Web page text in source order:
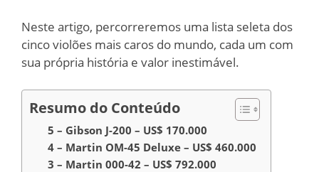
Neste artigo, percorreremos uma lista seleta dos
cinco violões mais caros do mundo, cada um com
sua própria história e valor inestimável.
Resumo do Conteúdo
5 – Gibson J-200 – US$ 170.000
4 – Martin OM-45 Deluxe – US$ 460.000
3 – Martin 000-42 – US$ 792.000